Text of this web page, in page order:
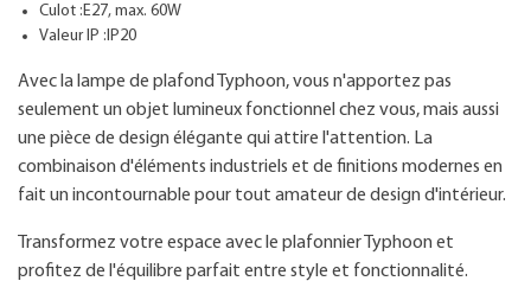
Culot :E27, max. 60W
Valeur IP :IP20
Avec la lampe de plafond Typhoon, vous n'apportez pas
seulement un objet lumineux fonctionnel chez vous, mais aussi
une pièce de design élégante qui attire l'attention. La
combinaison d'éléments industriels et de finitions modernes en
fait un incontournable pour tout amateur de design d'intérieur.
Transformez votre espace avec le plafonnier Typhoon et
profitez de l'équilibre parfait entre style et fonctionnalité.